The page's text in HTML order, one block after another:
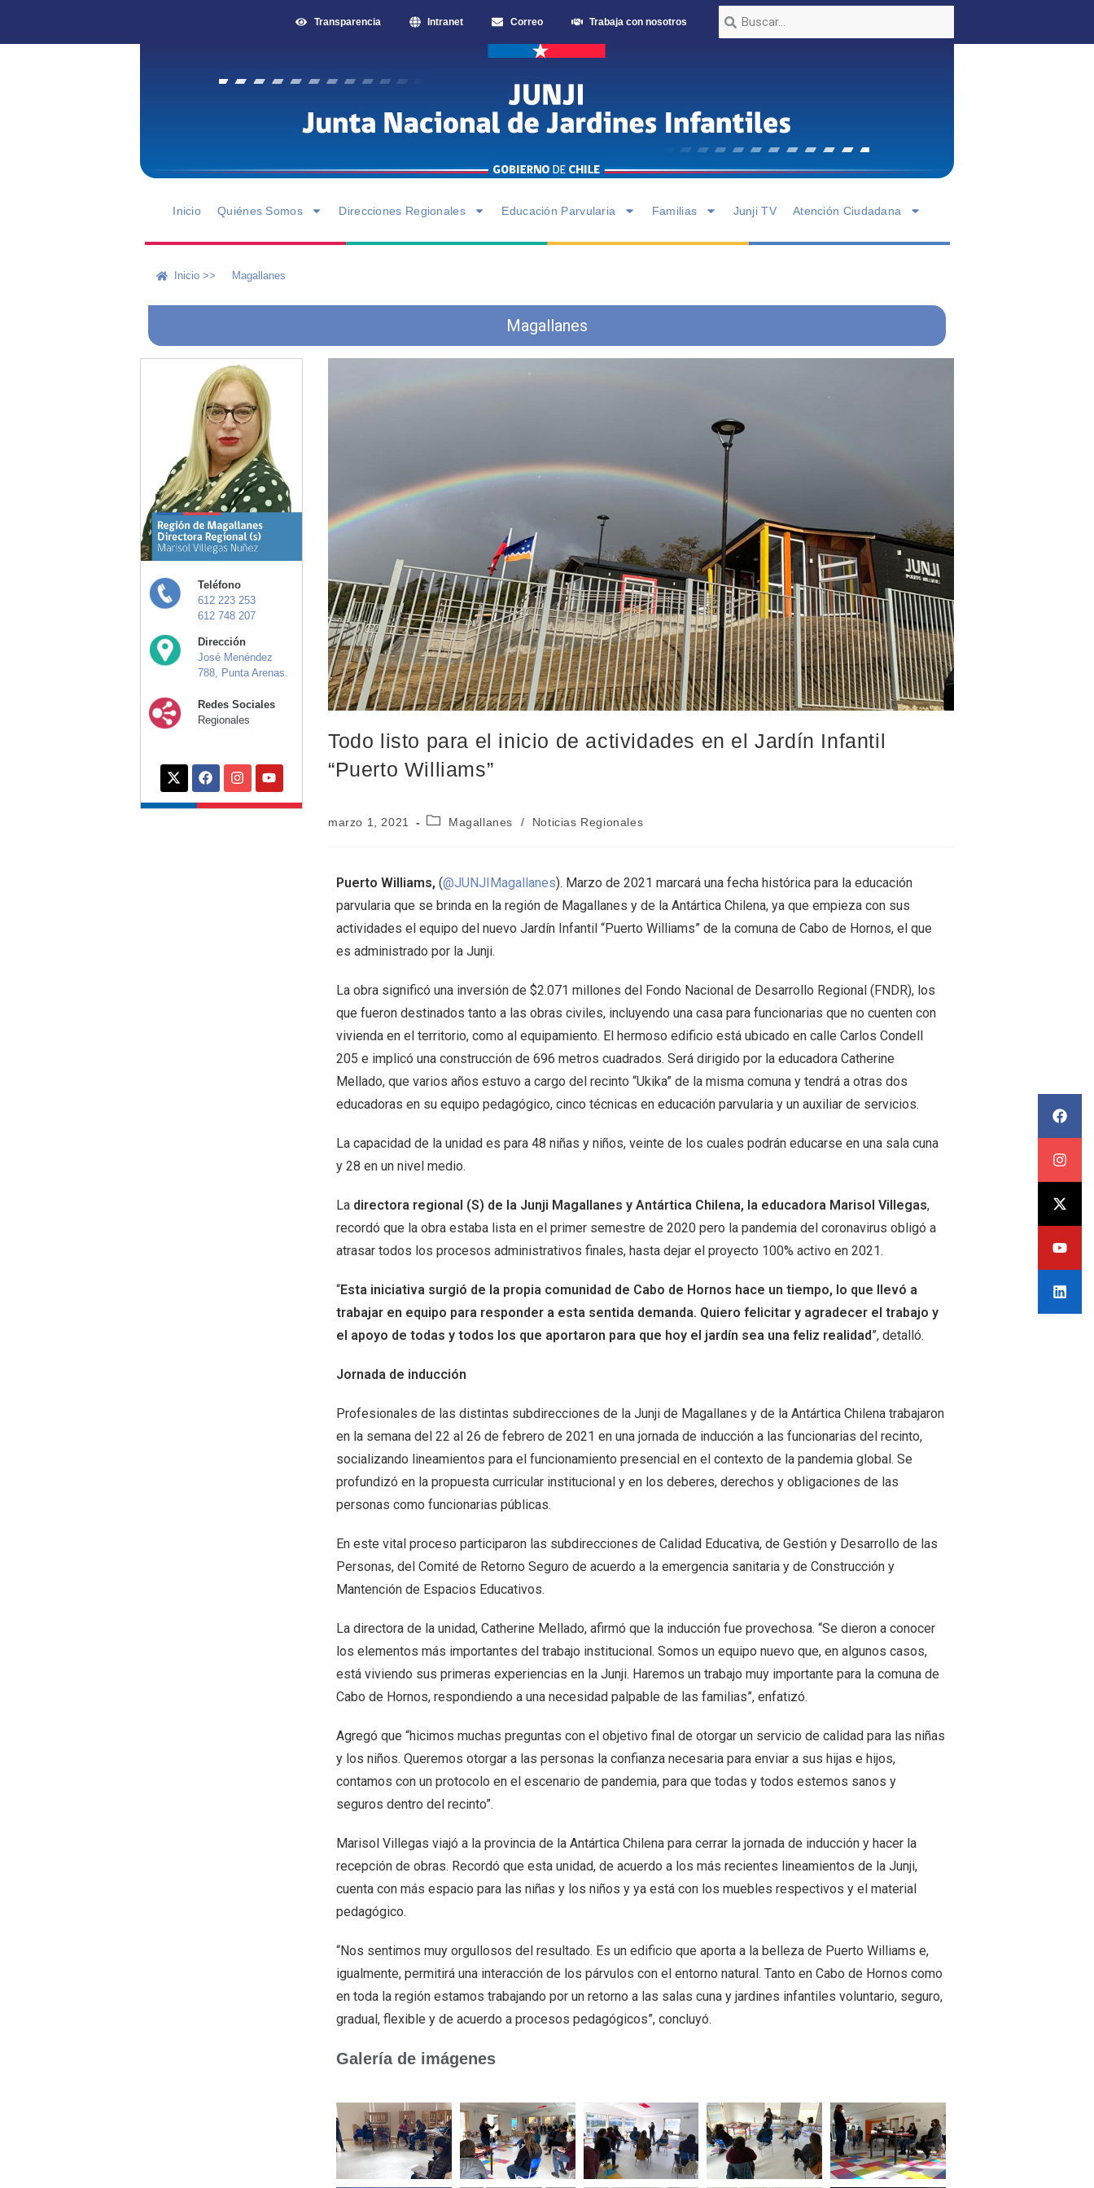
Transparencia Intranet Correo Trabaja con nosotros
Inicio Quiénes Somos Direcciones Regionales Educación Parvularia Familias Junji TV Atención Ciudadana
Inicio >> Magallanes
Magallanes
Teléfono
612 223 253
612 748 207
Dirección
José Menéndez
788, Punta Arenas.
Redes Sociales
Regionales
Todo listo para el inicio de actividades en el Jardín Infantil
“Puerto Williams”
marzo 1, 2021 Magallanes / Noticias Regionales
Puerto Williams, (@JUNJIMagallanes). Marzo de 2021 marcará una fecha histórica para la educación
parvularia que se brinda en la región de Magallanes y de la Antártica Chilena, ya que empieza con sus
actividades el equipo del nuevo Jardín Infantil “Puerto Williams” de la comuna de Cabo de Hornos, el que
es administrado por la Junji.
La obra significó una inversión de $2.071 millones del Fondo Nacional de Desarrollo Regional (FNDR), los
que fueron destinados tanto a las obras civiles, incluyendo una casa para funcionarias que no cuenten con
vivienda en el territorio, como al equipamiento. El hermoso edificio está ubicado en calle Carlos Condell
205 e implicó una construcción de 696 metros cuadrados. Será dirigido por la educadora Catherine
Mellado, que varios años estuvo a cargo del recinto “Ukika” de la misma comuna y tendrá a otras dos
educadoras en su equipo pedagógico, cinco técnicas en educación parvularia y un auxiliar de servicios.
La capacidad de la unidad es para 48 niñas y niños, veinte de los cuales podrán educarse en una sala cuna
y 28 en un nivel medio.
La directora regional (S) de la Junji Magallanes y Antártica Chilena, la educadora Marisol Villegas,
recordó que la obra estaba lista en el primer semestre de 2020 pero la pandemia del coronavirus obligó a
atrasar todos los procesos administrativos finales, hasta dejar el proyecto 100% activo en 2021.
“Esta iniciativa surgió de la propia comunidad de Cabo de Hornos hace un tiempo, lo que llevó a
trabajar en equipo para responder a esta sentida demanda. Quiero felicitar y agradecer el trabajo y
el apoyo de todas y todos los que aportaron para que hoy el jardín sea una feliz realidad”, detalló.
Jornada de inducción
Profesionales de las distintas subdirecciones de la Junji de Magallanes y de la Antártica Chilena trabajaron
en la semana del 22 al 26 de febrero de 2021 en una jornada de inducción a las funcionarias del recinto,
socializando lineamientos para el funcionamiento presencial en el contexto de la pandemia global. Se
profundizó en la propuesta curricular institucional y en los deberes, derechos y obligaciones de las
personas como funcionarias públicas.
En este vital proceso participaron las subdirecciones de Calidad Educativa, de Gestión y Desarrollo de las
Personas, del Comité de Retorno Seguro de acuerdo a la emergencia sanitaria y de Construcción y
Mantención de Espacios Educativos.
La directora de la unidad, Catherine Mellado, afirmó que la inducción fue provechosa. “Se dieron a conocer
los elementos más importantes del trabajo institucional. Somos un equipo nuevo que, en algunos casos,
está viviendo sus primeras experiencias en la Junji. Haremos un trabajo muy importante para la comuna de
Cabo de Hornos, respondiendo a una necesidad palpable de las familias”, enfatizó.
Agregó que “hicimos muchas preguntas con el objetivo final de otorgar un servicio de calidad para las niñas
y los niños. Queremos otorgar a las personas la confianza necesaria para enviar a sus hijas e hijos,
contamos con un protocolo en el escenario de pandemia, para que todas y todos estemos sanos y
seguros dentro del recinto”.
Marisol Villegas viajó a la provincia de la Antártica Chilena para cerrar la jornada de inducción y hacer la
recepción de obras. Recordó que esta unidad, de acuerdo a los más recientes lineamientos de la Junji,
cuenta con más espacio para las niñas y los niños y ya está con los muebles respectivos y el material
pedagógico.
“Nos sentimos muy orgullosos del resultado. Es un edificio que aporta a la belleza de Puerto Williams e,
igualmente, permitirá una interacción de los párvulos con el entorno natural. Tanto en Cabo de Hornos como
en toda la región estamos trabajando por un retorno a las salas cuna y jardines infantiles voluntario, seguro,
gradual, flexible y de acuerdo a procesos pedagógicos”, concluyó.
Galería de imágenes